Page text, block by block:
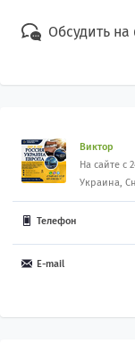
Обсудить
Виктор
На сайте с
Украина,
Телефон
E-mail